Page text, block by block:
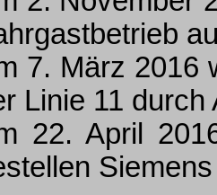
7. März 2016
Linie 11 durch
22. April